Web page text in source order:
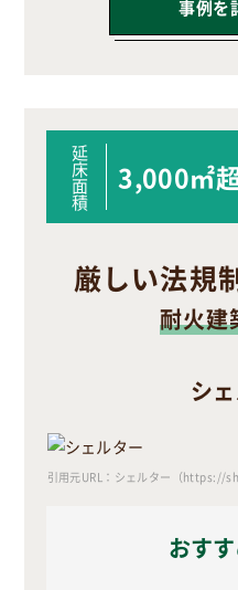
事例を
延
床
面
積
3,000㎡
厳しい法規
耐火建
シ
引用元URL：シェルター（https://
おす